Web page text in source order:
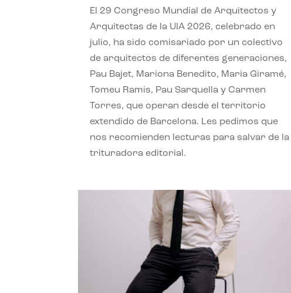
El 29 Congreso Mundial de Arquitectos y
Arquitectas de la UIA 2026, celebrado en
julio, ha sido comisariado por un colectivo
de arquitectos de diferentes generaciones,
Pau Bajet, Mariona Benedito, Maria Giramé,
Tomeu Ramis, Pau Sarquella y Carmen
Torres, que operan desde el territorio
extendido de Barcelona. Les pedimos que
nos recomienden lecturas para salvar de la
trituradora editorial.